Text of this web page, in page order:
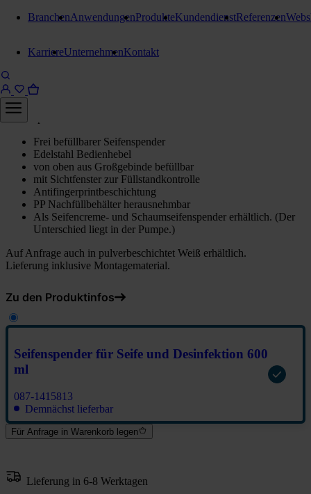
BranchenAnwendungenProdukteKundendienstReferenzen
KarriereUnternehmenKontakt
Ophardt Santral Seifenspender
600 ml
Frei befüllbarer Seifenspender
Edelstahl Bedienhebel
von oben aus Großgebinde befüllbar
mit Sichtfenster zur Füllstandkontrolle
Antifingerprintbeschichtung
PP Nachfüllbehälter herausnehmbar
Als Seifencreme- und Schaumseifenspender erhältlich. (Der
Unterschied liegt in der Pumpe.)
Auf Anfrage auch in pulverbeschichtet Weiß erhältlich.
Lieferung inklusive Montagematerial.
Zu den Produktinfos
Seifenspender für Seife und Desinfektion 600
ml
087-1415813
Demnächst lieferbar
Für Anfrage in Warenkorb legen
Lieferung in 6-8 Werktagen